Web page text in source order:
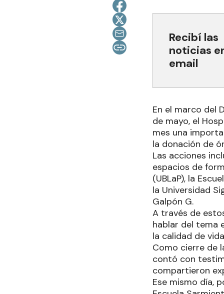
Recibí las
noticias
email
En el marco del
de mayo, el
mes una
la donación de
Las acciones
espacios de
(UBLaP), la
la Universidad
Galpón G.
A través de
hablar del tema
la calidad de
Como cierre de
contó con
compartieron
Ese mismo día,